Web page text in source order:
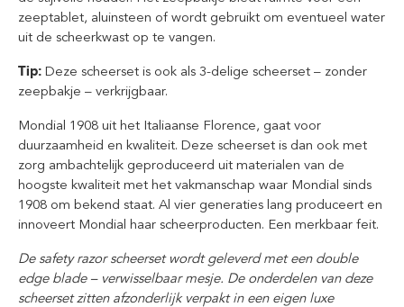
zeeptablet, aluinsteen of wordt gebruikt om eventueel water
uit de scheerkwast op te vangen.
Tip: Deze scheerset is ook als 3-delige scheerset – zonder
zeepbakje – verkrijgbaar.
Mondial 1908 uit het Italiaanse Florence, gaat voor
duurzaamheid en kwaliteit. Deze scheerset is dan ook met
zorg ambachtelijk geproduceerd uit materialen van de
hoogste kwaliteit met het vakmanschap waar Mondial sinds
1908 om bekend staat. Al vier generaties lang produceert en
innoveert Mondial haar scheerproducten. Een merkbaar feit.
De safety razor scheerset wordt geleverd met een double
edge blade – verwisselbaar mesje. De onderdelen van deze
scheerset zitten afzonderlijk verpakt in een eigen luxe